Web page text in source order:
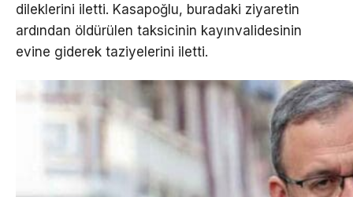
dileklerini iletti. Kasapoğlu, buradaki ziyaretin
ardından öldürülen taksicinin kayınvalidesinin
evine giderek taziyelerini iletti.